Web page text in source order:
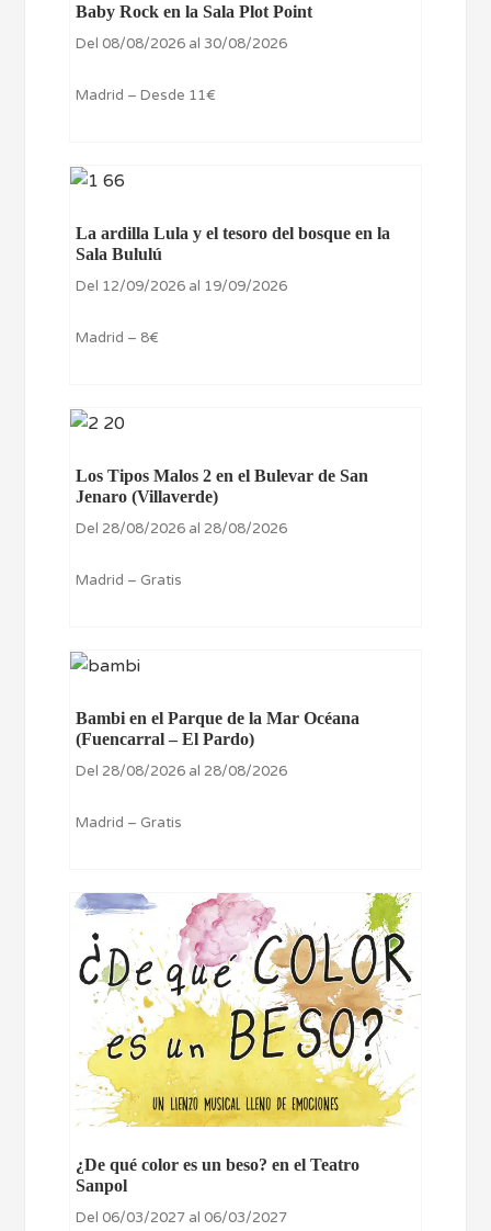
Baby Rock en la Sala Plot Point
Del 08/08/2026 al 30/08/2026
Madrid – Desde 11€
La ardilla Lula y el tesoro del bosque en la
Sala Bululú
Del 12/09/2026 al 19/09/2026
Madrid – 8€
Los Tipos Malos 2 en el Bulevar de San
Jenaro (Villaverde)
Del 28/08/2026 al 28/08/2026
Madrid – Gratis
Bambi en el Parque de la Mar Océana
(Fuencarral – El Pardo)
Del 28/08/2026 al 28/08/2026
Madrid – Gratis
¿De qué color es un beso? en el Teatro
Sanpol
Del 06/03/2027 al 06/03/2027